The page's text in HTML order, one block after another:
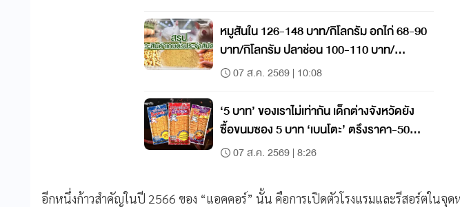
หมูสันใน 126-148 บาท/กิโลกรัม อกไก่ 68-90
บาท/กิโลกรัม ปลาช่อน 100-110 บาท/
กิโลกรัม
07 ส.ค. 2569 | 10:08
‘5 บาท’ ของเราไม่เท่ากัน เด็กต่างจังหวัดยัง
ซื้อขนมซอง 5 บาท ‘เบนโตะ’ ตรึงราคา-50
สตางค์ก็ขึ้นไม่ได้
07 ส.ค. 2569 | 8:26
อีกหนึ่งก้าวสำคัญในปี 2566 ของ “แอคคอร์” นั้น คือการเปิดตัวโรงแรมและรีสอร์ตในจุด